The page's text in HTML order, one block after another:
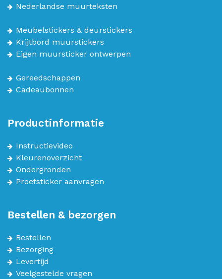
Nederlandse muurteksten
Meubelstickers & deurstickers
Krijtbord muurstickers
Eigen muursticker ontwerpen
Gereedschappen
Cadeaubonnen
Productinformatie
Instructievideo
Kleurenoverzicht
Ondergronden
Proefsticker aanvragen
Bestellen & bezorgen
Bestellen
Bezorging
Levertijd
Veelgestelde vragen